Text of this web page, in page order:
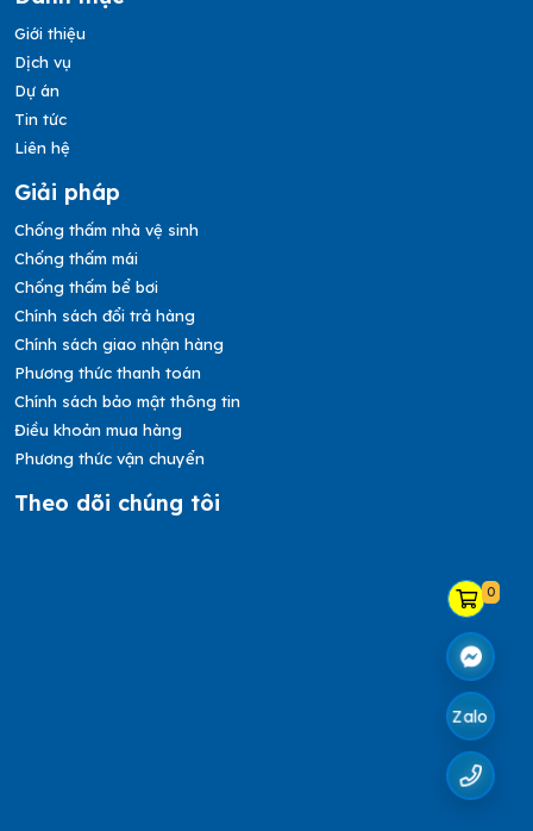
Giới thiệu
Dịch vụ
Dự án
Tin tức
Liên hệ
Giải pháp
Chống thấm nhà vệ sinh
Chống thấm mái
Chống thấm bể bơi
Chính sách đổi trả hàng
Chính sách giao nhận hàng
Phương thức thanh toán
Chính sách bảo mật thông tin
Điều khoản mua hàng
Phương thức vận chuyển
Theo dõi chúng tôi
0
Zalo